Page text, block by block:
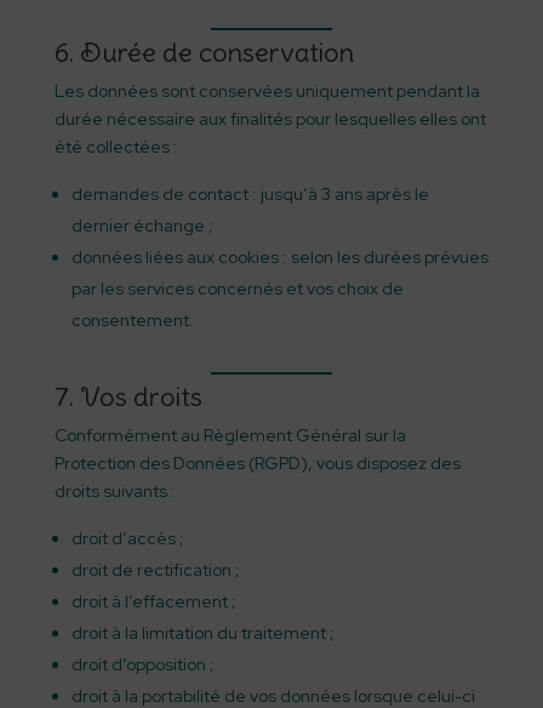
6. Durée de conservation
Les données sont conservées uniquement pendant la
durée nécessaire aux finalités pour lesquelles elles ont
été collectées :
demandes de contact : jusqu’à 3 ans après le
dernier échange ;
données liées aux cookies : selon les durées prévues
par les services concernés et vos choix de
consentement.
7. Vos droits
Conformément au Règlement Général sur la
Protection des Données (RGPD), vous disposez des
droits suivants :
droit d’accès ;
droit de rectification ;
droit à l’effacement ;
droit à la limitation du traitement ;
droit d’opposition ;
droit à la portabilité de vos données lorsque celui-ci